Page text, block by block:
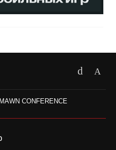
WN CONFERENCE